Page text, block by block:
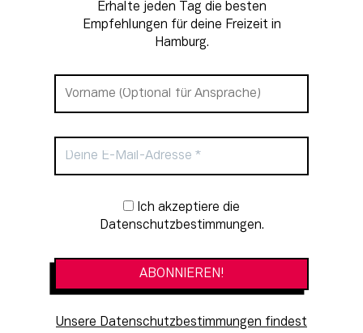
Erhalte jeden Tag die besten
Empfehlungen für deine Freizeit in
Hamburg.
Newsletter-Anmeldung
Datenschutzbestimmungen.
Unsere Datenschutzbestimmungen findest